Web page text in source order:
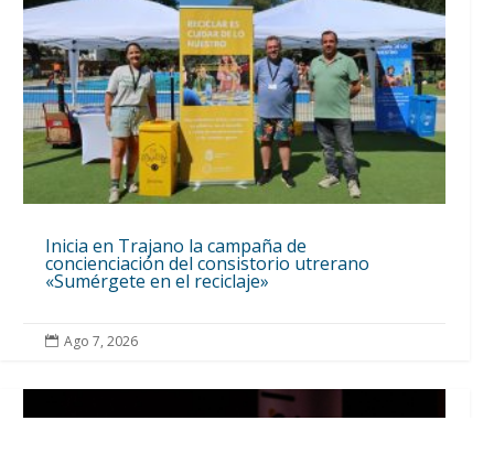
Inicia en Trajano la campaña de
concienciación del consistorio utrerano
«Sumérgete en el reciclaje»
 Ago 7, 2026